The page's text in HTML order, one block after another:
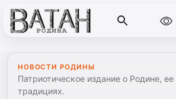
НОВОСТИ РОДИНЫ
Патриотическое издание о Родине,
традициях.